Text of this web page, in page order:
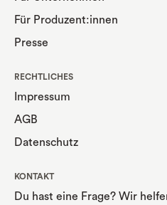
Für Produzent:innen
Presse
RECHTLICHES
Impressum
AGB
Datenschutz
KONTAKT
Du hast eine Frage? Wir